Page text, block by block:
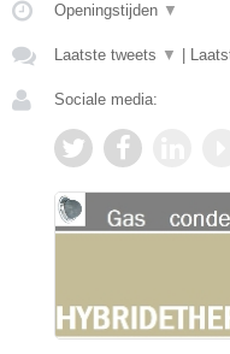
Openingstijden ▼
Laatste tweets ▼
Sociale media: